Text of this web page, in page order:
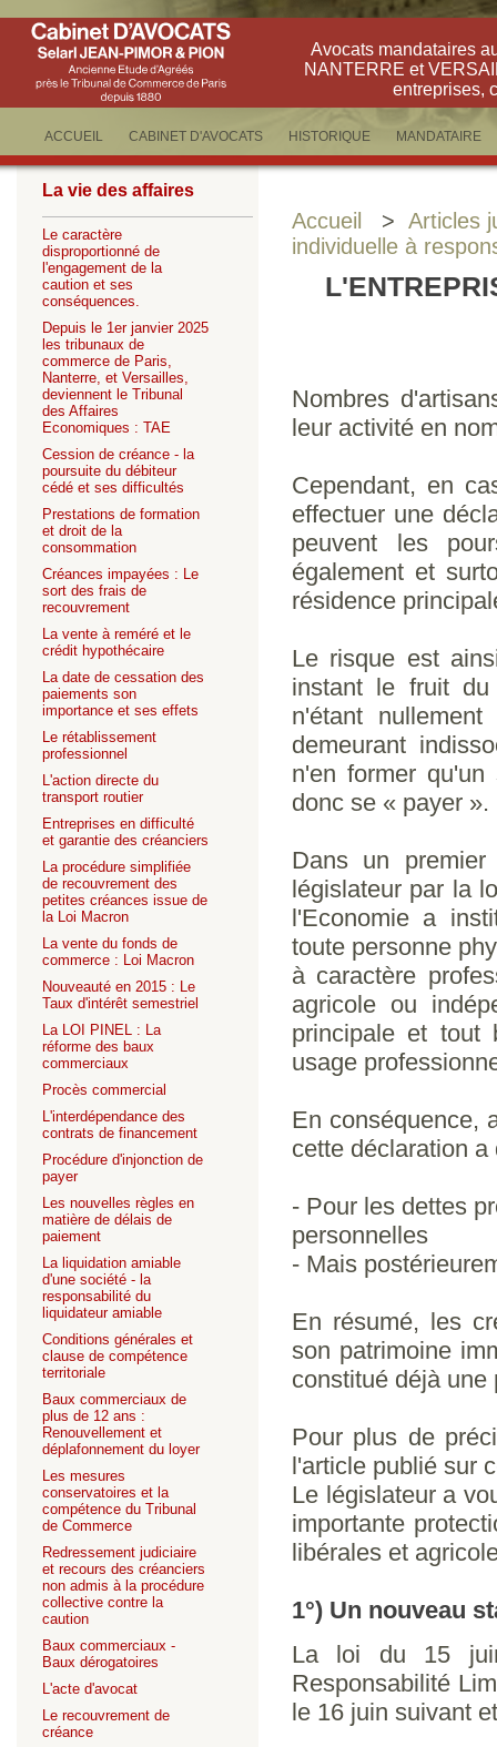
Avocats mandataires
NANTERRE et
entreprises,
ACCUEIL CABINET D'AVOCATS HISTORIQUE MANDATAIRE
La vie des affaires
Le caractère
disproportionné de
l'engagement de la
caution et ses
conséquences.
Depuis le 1er janvier 2025
les tribunaux de
commerce de Paris,
Nanterre, et Versailles,
deviennent le Tribunal
des Affaires
Economiques : TAE
Cession de créance - la
poursuite du débiteur
cédé et ses difficultés
Prestations de formation
et droit de la
consommation
Créances impayées : Le
sort des frais de
recouvrement
La vente à reméré et le
crédit hypothécaire
La date de cessation des
paiements son
importance et ses effets
Le rétablissement
professionnel
L'action directe du
transport routier
Entreprises en difficulté
et garantie des créanciers
La procédure simplifiée
de recouvrement des
petites créances issue de
la Loi Macron
La vente du fonds de
commerce : Loi Macron
Nouveauté en 2015 : Le
Taux d'intérêt semestriel
La LOI PINEL : La
réforme des baux
commerciaux
Procès commercial
L'interdépendance des
contrats de financement
Procédure d'injonction de
payer
Les nouvelles règles en
matière de délais de
paiement
La liquidation amiable
d'une société - la
responsabilité du
liquidateur amiable
Conditions générales et
clause de compétence
territoriale
Baux commerciaux de
plus de 12 ans :
Renouvellement et
déplafonnement du loyer
Les mesures
conservatoires et la
compétence du Tribunal
de Commerce
Redressement judiciaire
et recours des créanciers
non admis à la procédure
collective contre la
caution
Baux commerciaux -
Baux dérogatoires
L'acte d'avocat
Le recouvrement de
créance
Accueil > Articles
individuelle à
Nombres
leur activité en
Cependant, en
effectuer une
peuvent les
également et
résidence
Le risque est
instant le fruit du
n'étant
demeurant
n'en former
donc se « payer ».
Dans un
législateur par la
l'Economie a
toute personne
à caractère
agricole ou
principale et tout
usage
En conséquence,
cette déclaration
- Pour les dettes
personnelles
- Mais
En résumé, les
son patrimoine
constitué déjà une
Pour plus de
l'article publié sur
Le législateur a
importante
libérales et
1°) Un nouveau
La loi du 15
Responsabilité
le 16 juin suivant